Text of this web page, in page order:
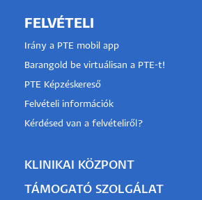
FELVÉTELI
Irány a PTE mobil app
Barangold be virtuálisan a PTE-t!
PTE Képzéskereső
Felvételi információk
Kérdésed van a felvételiről?
KLINIKAI KÖZPONT
TÁMOGATÓ SZOLGÁLAT